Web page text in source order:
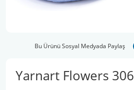
Bu Ürünü Sosyal Medyada Paylaş
Yarnart Flowers 306